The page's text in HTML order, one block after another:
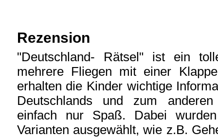
Rezension
"Deutschland- Rätsel" ist ein
mehrere Fliegen mit einer
erhalten die Kinder wichtige
Deutschlands und zum
einfach nur Spaß. Dabei
Varianten ausgewählt, wie z.B.